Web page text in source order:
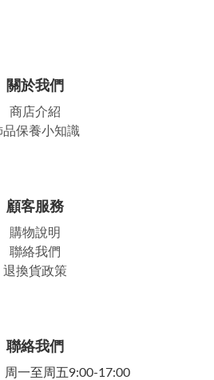
關於我們
商店介紹
品保養小知識
顧客服務
購物說明
聯絡我們
退換貨政策
聯絡我們
周一至周五9:00-17:00